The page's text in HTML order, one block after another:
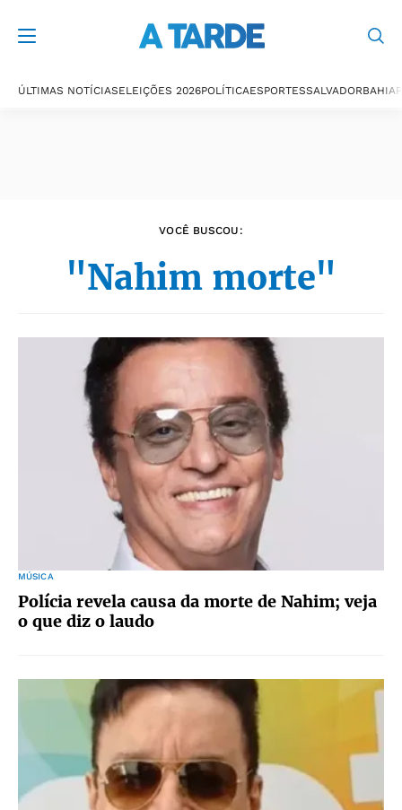
ÚLTIMAS NOTÍCIASELEIÇÕES 2026POLÍTICAESPORTESSALVADORBAHIA
VOCÊ BUSCOU:
"Nahim morte"
MÚSICA
Polícia revela causa da morte de Nahim; veja
o que diz o laudo